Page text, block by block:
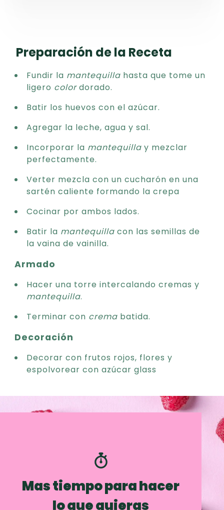
Preparación de la Receta
Fundir la mantequilla hasta que tome un
ligero colordorado.
Batir los huevos con el azúcar.
Agregar la leche, agua y sal.
Incorporar la mantequilla y mezclar
perfectamente.
Verter mezcla con un cucharón en una
sartén caliente formando la crepa
Cocinar por ambos lados.
Batir la mantequilla con las semillas de
la vaina de vainilla.
Armado
Hacer una torre intercalando cremas y
mantequilla.
Terminar con crema batida.
Decoración
Decorar con frutos rojos, flores y
espolvorear con azúcar glass
Mas tiempo para hacer
lo que quieras